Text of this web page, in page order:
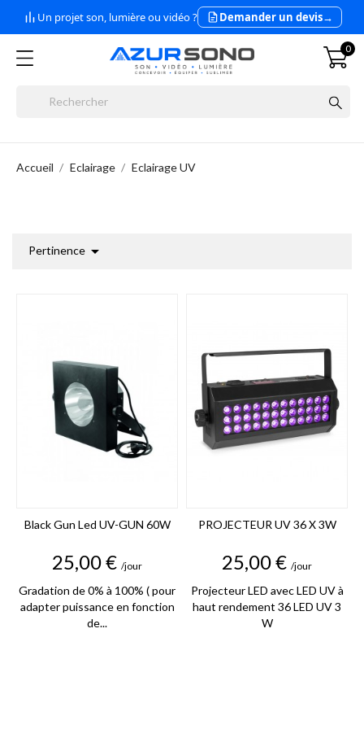
Un projet son, lumière ou vidéo ? Demander un devis→
0
Accueil Eclairage Eclairage UV
Pertinence 
Black Gun Led UV-GUN 60W
Prix
25,00 € /jour
Gradation de 0% à 100% ( pour
adapter puissance en fonction
de...
PROJECTEUR UV 36 X 3W
Prix
25,00 € /jour
Projecteur LED avec LED UV à
haut rendement 36 LED UV 3
W